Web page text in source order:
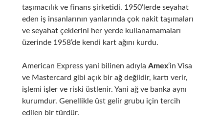
taşımacılık ve finans şirketidi. 1950’lerde seyahat
eden iş insanlarının yanlarında çok nakit taşımaları
ve seyahat çeklerini her yerde kullanamamaları
üzerinde 1958’de kendi kart ağını kurdu.
American Express yani bilinen adıyla Amex‘in Visa
ve Mastercard gibi açık bir ağ değildir, kartı verir,
işlemi işler ve riski üstlenir. Yani ağ ve banka aynı
kurumdur. Genellikle üst gelir grubu için tercih
edilen bir türdür.